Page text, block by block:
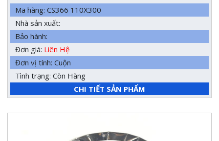
Mã hàng: CS366 110X300
Nhà sản xuất:
Bảo hành:
Đơn giá: Liên Hệ
Đơn vị tính: Cuộn
Tình trạng: Còn Hàng
CHI TIẾT SẢN PHẨM